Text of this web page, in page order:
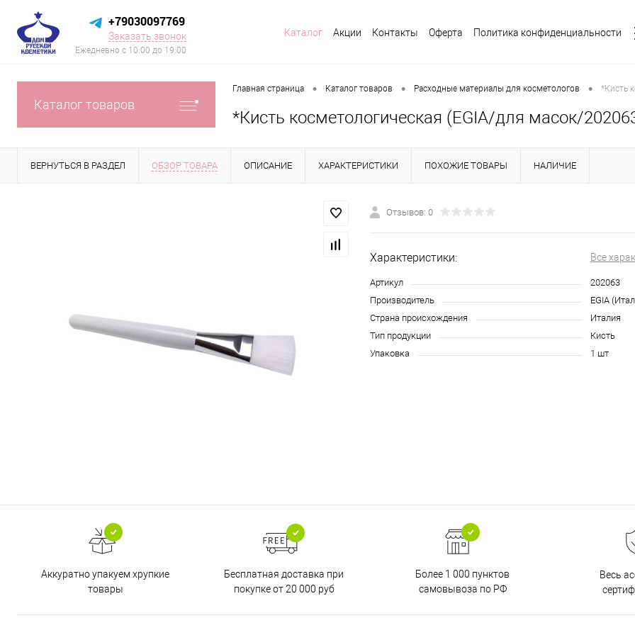
+79030097769
Заказать звонок
Ежедневно с 10:00 до 19:00
Каталог Акции Контакты Оферта Политика конфиденциальности
Каталог товаров
Главная страница • Каталог товаров • Расходные материалы для косметологов • *Кисть
*Кисть косметологическая (EGIA/для масок/
ВЕРНУТЬСЯ В РАЗДЕЛ ОБЗОР ТОВАРА ОПИСАНИЕ ХАРАКТЕРИСТИКИ ПОХОЖИЕ ТОВАРЫ НАЛИЧИЕ
Отзывов: 0
Характеристики: Все
Артикул
202063
Производитель
EGIA
Страна происхождения
Италия
Тип продукции
Кисть
Упаковка
1 шт
Аккуратно упакуем хрупкие
товары
Бесплатная доставка при
покупке от 20 000 руб
Более 1 000 пунктов
самовывоза по РФ
Весь